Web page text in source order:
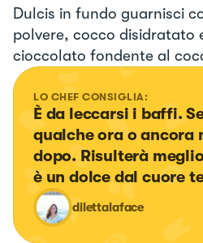
Dulcis in fundo guarnisci
polvere, cocco disidratato
cioccolato fondente al
LO CHEF CONSIGLIA:
È da leccarsi i baffi.
qualche ora o ancora
dopo. Risulterà
è un dolce dal cuore
dilettalaface